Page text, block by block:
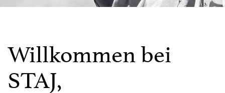
Willkommen bei
STAJ,